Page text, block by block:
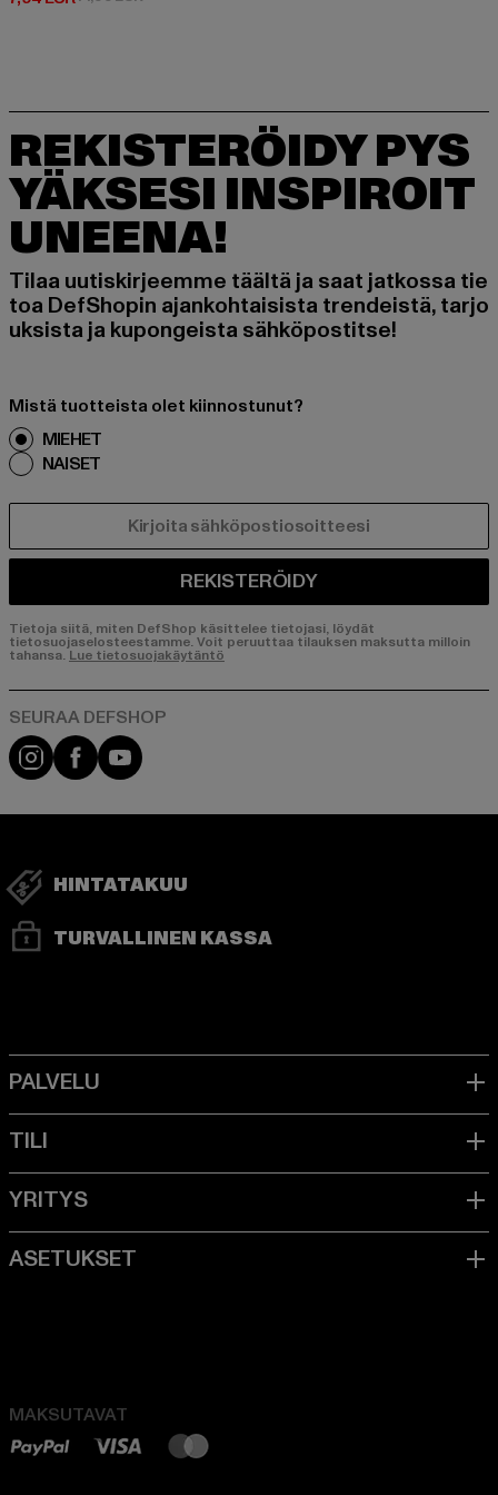
REKISTERÖIDY PYS
YÄKSESI INSPIROIT
UNEENA!
Tilaa uutiskirjeemme täältä ja saat jatkossa tie
toa DefShopin ajankohtaisista trendeistä, tarjo
uksista ja kupongeista sähköpostitse!
Mistä tuotteista olet kiinnostunut?
MIEHET
NAISET
REKISTERÖIDY
Tietoja siitä, miten DefShop käsittelee tietojasi, löydät
tietosuojaselosteestamme. Voit peruuttaa tilauksen maksutta milloin
tahansa. Lue tietosuojakäytäntö
Visit our Instagram page:
Visit our Facebook page:
Visit our YouTube channel:
HINTATAKUU
TURVALLINEN KASSA
MAKSUTAVAT